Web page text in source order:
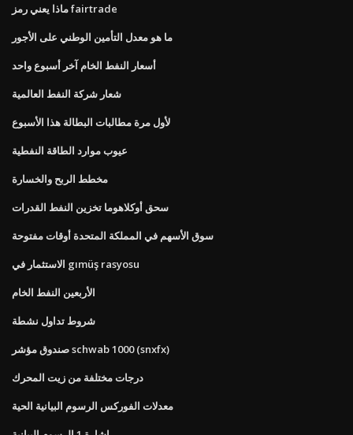
ماذا يعني رمز fairtrade
ما هو معدل التأمين الوطني على الأجور
أسعار النفط الخام آخر أسبوع واحد
شعار شركة النفط العالمية
لأول مرة مطالبات البطالة هذا الأسبوع
عيوب موارد الطاقة النفطية
مخطط الربح والخسارة
سحق أوكلاهوما تخزين النفط القدرات
سوق الأسهم في المملكة المتحدة أوقات مفتوحة
الاستثمار في gımüş rasyosu
الأربعين النفط الخام
شروط تداول نشطة
صندوق مؤشر schwab 1000 (snxfx)
درجات مختلفة من زيت المحرك
معدلات الفوركس الرسوم البيانية الحية